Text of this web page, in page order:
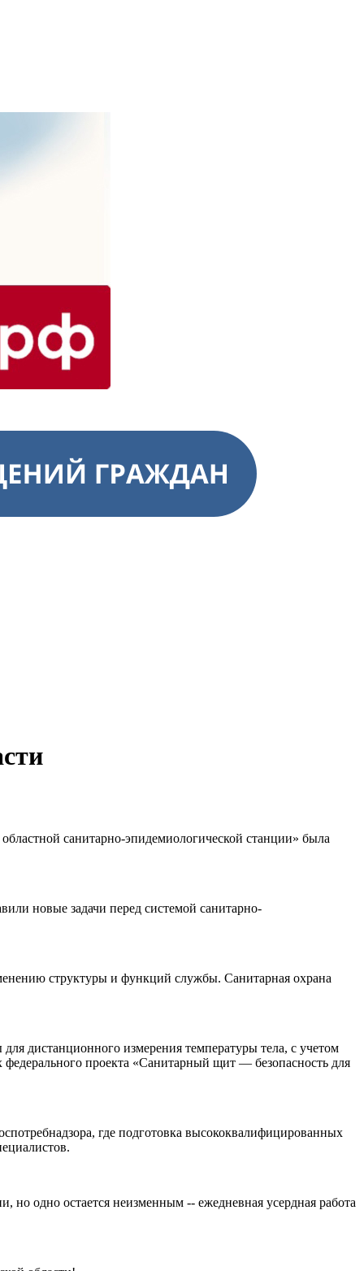
санитарно-эпидемиологической станции» была
новые задачи перед системой санитарно-
структуры и функций службы. Санитарная охрана
дистанционного измерения температуры тела, с учетом
проекта «Санитарный щит — безопасность для
где подготовка высококвалифицированных
одно остается неизменным -- ежедневная усердная работа